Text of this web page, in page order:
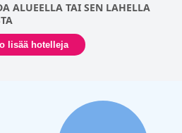
ALUEELLA TAI SEN LAHELLA
lisää hotelleja